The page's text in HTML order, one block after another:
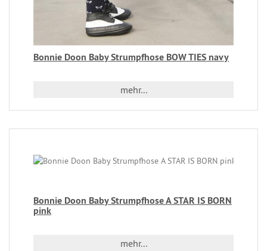
Bonnie Doon Baby Strumpfhose BOW TIES navy
mehr...
Bonnie Doon Baby Strumpfhose A STAR IS BORN
pink
mehr...